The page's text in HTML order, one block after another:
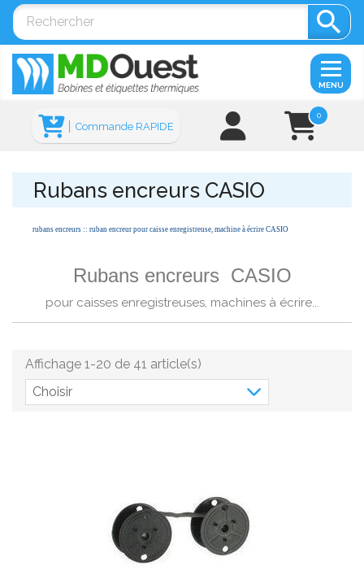

0
Commande RAPIDE
MENU
Rubans encreurs CASIO
rubans encreurs :: ruban encreur pour caisse enregistreuse, machine à écrire CASIO
Rubans encreurs CASIO
pour caisses enregistreuses, machines à écrire...
Choisir
Affichage 1-20 de 41 article(s)